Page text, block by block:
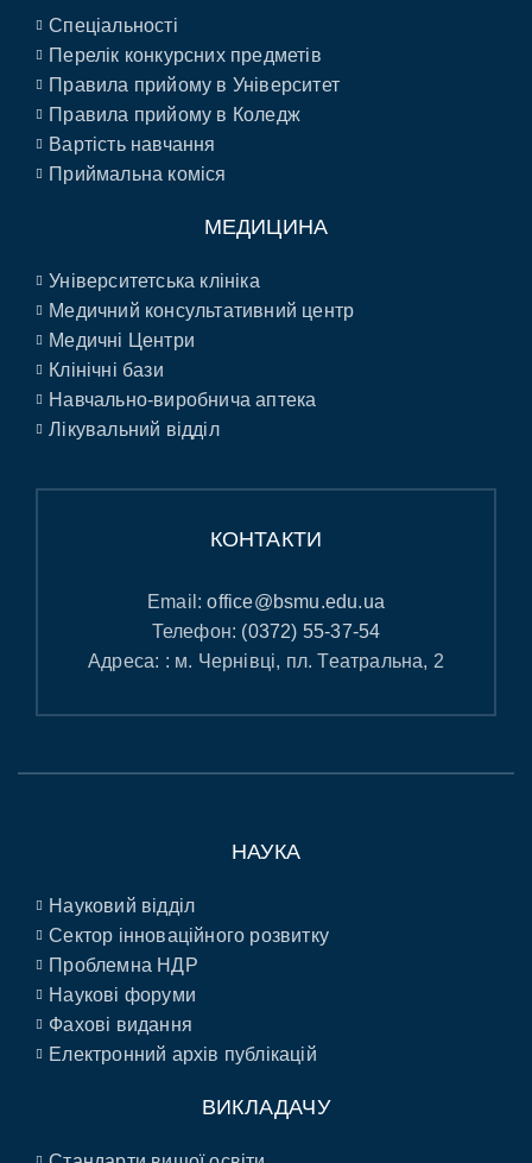
Спеціальності
Перелік конкурсних предметів
Правила прийому в Університет
Правила прийому в Коледж
Вартість навчання
Приймальна коміся
МЕДИЦИНА
Університетська клініка
Медичний консультативний центр
Медичні Центри
Клінічні бази
Навчально-виробнича аптека
Лікувальний відділ
КОНТАКТИ
Email:office@bsmu.edu.ua
Телефон: (0372) 55-37-54
Адреса: : м. Чернівці, пл. Театральна, 2
НАУКА
Науковий відділ
Сектор інноваційного розвитку
Проблемна НДР
Наукові форуми
Фахові видання
Електронний архів публікацій
ВИКЛАДАЧУ